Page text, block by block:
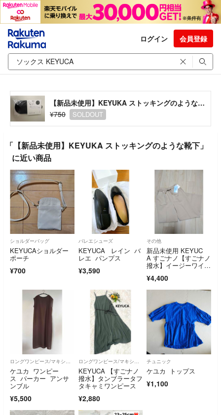
ログイン 会員登録
【新品未使用】KEYUKA ストッキングのような靴下
¥750
SOLDOUT
「【新品未使用】KEYUKA ストッキングのような靴下」
に近い商品
ショルダーバッグ
KEYUCAショルダー
ポーチ
¥700
バレエシューズ
KEYUCA レイン バ
レエ パンプス
¥3,590
その他
新品未使用 KEYUC
A すごナノ【すごナノ
撥水】イージーワイド
¥4,400
ロングワンピース/マキシワンピース
ケユカ ワンピー
ス パーカー アンサ
ンブル
¥5,500
ロングワンピース/マキシワンピース
KEYUCA 【すごナノ
撥水】タンブラータフ
タキャミワンピース
¥2,880
チュニック
ケユカ トップス
¥1,100